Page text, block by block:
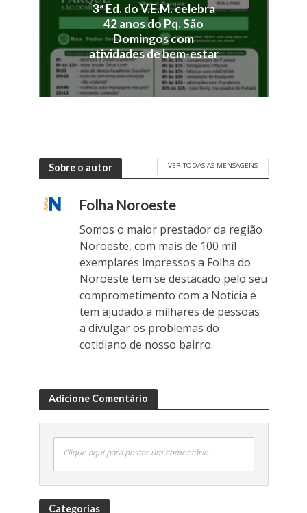
3ª Ed. do V.E.M. celebra
42 anos do Pq. São
Domingos com
atividades de bem-estar
Sobre o autor VER TODAS AS MENSAGENS
Folha Noroeste
Somos o maior prestador da região
Noroeste, com mais de 100 mil
exemplares impressos a Folha do
Noroeste tem se destacado pelo seu
comprometimento com a Noticia e
tem ajudado a milhares de pessoas
a divulgar os problemas do
cotidiano de nosso bairro.
Adicione Comentário
Clique aqui para postar um comentário
Categorias